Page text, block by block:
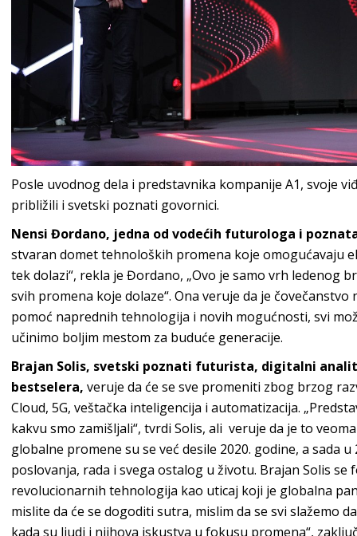
Posle uvodnog dela i predstavnika kompanije A1, svoje
približili i svetski poznati govornici.
Nensi Đordano, jedna od vodećih futurologa i
stvaran domet tehnoloških promena koje omogućavaju
tek dolazi“, rekla je Đordano, „Ovo je samo vrh ledenog
svih promena koje dolaze“. Ona veruje da je
pomoć naprednih tehnologija i novih mogućnosti, svi
učinimo boljim mestom za buduće generacije.
Brajan Solis, svetski poznati futurista, digitalni
bestselera, veruje da će se sve promeniti zbog brzog
Cloud, 5G, veštačka inteligencija i automatizacija.
kakvu smo zamišljali“, tvrdi Solis, ali veruje da je to
globalne promene su se već desile 2020. godine, a sada
poslovanja, rada i svega ostalog u životu. Brajan Solis
revolucionarnih tehnologija kao uticaj koji je globalna
mislite da će se dogoditi sutra, mislim da se svi slažemo
kada su ljudi i njihova iskustva u fokusu promena“,